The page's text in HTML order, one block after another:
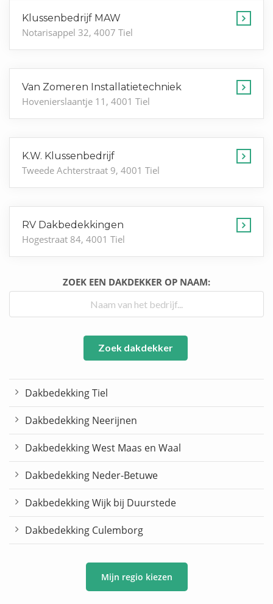
Klussenbedrijf MAW
Notarisappel 32, 4007 Tiel
Van Zomeren Installatietechniek
Hovenierslaantje 11, 4001 Tiel
K.W. Klussenbedrijf
Tweede Achterstraat 9, 4001 Tiel
RV Dakbedekkingen
Hogestraat 84, 4001 Tiel
ZOEK EEN DAKDEKKER OP NAAM:
Zoek dakdekker
Dakbedekking Tiel
Dakbedekking Neerijnen
Dakbedekking West Maas en Waal
Dakbedekking Neder-Betuwe
Dakbedekking Wijk bij Duurstede
Dakbedekking Culemborg
Mijn regio kiezen